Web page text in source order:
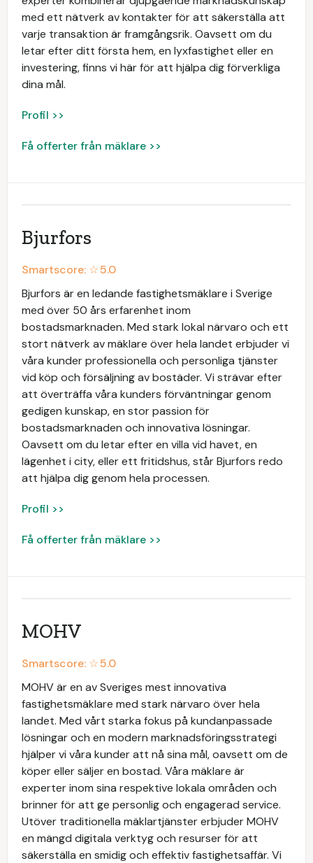
med ett nätverk av kontakter för att säkerställa att
varje transaktion är framgångsrik. Oavsett om du
letar efter ditt första hem, en lyxfastighet eller en
investering, finns vi här för att hjälpa dig förverkliga
dina mål.
Profil >>
Få offerter från mäklare >>
Bjurfors
Smartscore: ☆5.0
Bjurfors är en ledande fastighetsmäklare i Sverige
med över 50 års erfarenhet inom
bostadsmarknaden. Med stark lokal närvaro och ett
stort nätverk av mäklare över hela landet erbjuder vi
våra kunder professionella och personliga tjänster
vid köp och försäljning av bostäder. Vi strävar efter
att överträffa våra kunders förväntningar genom
gedigen kunskap, en stor passion för
bostadsmarknaden och innovativa lösningar.
Oavsett om du letar efter en villa vid havet, en
lägenhet i city, eller ett fritidshus, står Bjurfors redo
att hjälpa dig genom hela processen.
Profil >>
Få offerter från mäklare >>
MOHV
Smartscore: ☆5.0
MOHV är en av Sveriges mest innovativa
fastighetsmäklare med stark närvaro över hela
landet. Med vårt starka fokus på kundanpassade
lösningar och en modern marknadsföringsstrategi
hjälper vi våra kunder att nå sina mål, oavsett om de
köper eller säljer en bostad. Våra mäklare är
experter inom sina respektive lokala områden och
brinner för att ge personlig och engagerad service.
Utöver traditionella mäklartjänster erbjuder MOHV
en mängd digitala verktyg och resurser för att
säkerställa en smidig och effektiv fastighetsaffär. Vi